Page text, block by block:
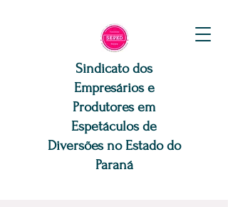
Sindicato dos
Empresários e
Produtores em
Espetáculos de
Diversões no Estado do
Paraná